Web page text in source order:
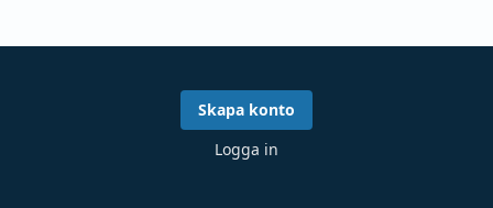
Skapa konto
Logga in